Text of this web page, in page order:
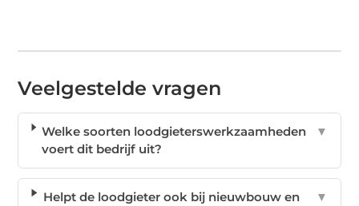
Veelgestelde vragen
Welke soorten loodgieterswerkzaamheden
voert dit bedrijf uit?
▼
Helpt de loodgieter ook bij nieuwbouw en
▼